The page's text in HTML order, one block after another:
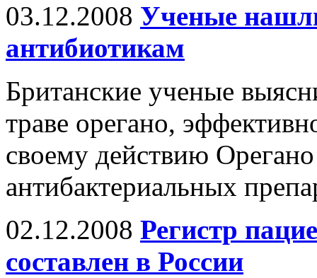
03.12.2008 Ученые
антибиотикам
Британские ученые
траве орегано,
своему действию
антибактериальных
02.12.2008 Регистр
составлен в России